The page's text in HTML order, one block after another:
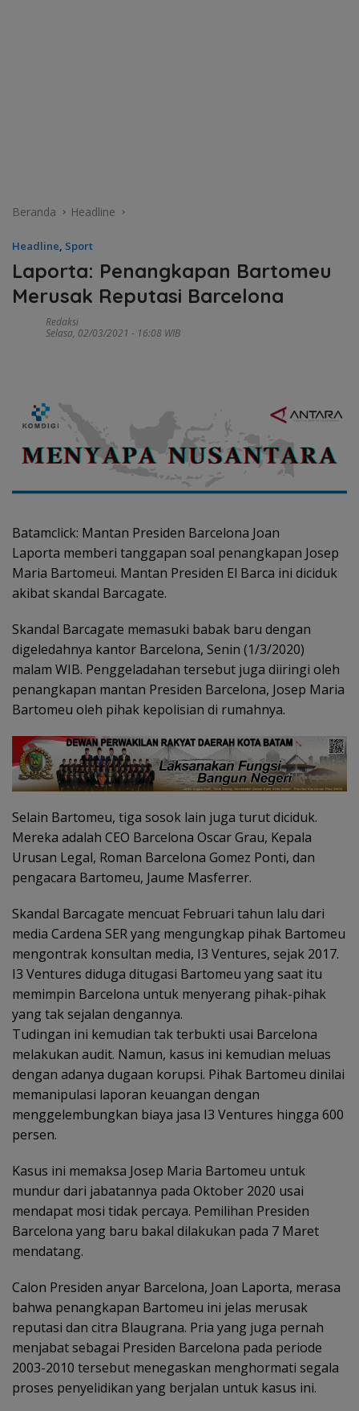
Beranda Headline
Headline, Sport
Laporta: Penangkapan Bartomeu
Merusak Reputasi Barcelona
Redaksi
Selasa, 02/03/2021 - 16:08 WIB
Batamclick: Mantan Presiden Barcelona Joan
Laporta memberi tanggapan soal penangkapan Josep
Maria Bartomeui. Mantan Presiden El Barca ini diciduk
akibat skandal Barcagate.
Skandal Barcagate memasuki babak baru dengan
digeledahnya kantor Barcelona, Senin (1/3/2020)
malam WIB. Penggeladahan tersebut juga diiringi oleh
penangkapan mantan Presiden Barcelona, Josep Maria
Bartomeu oleh pihak kepolisian di rumahnya.
Selain Bartomeu, tiga sosok lain juga turut diciduk.
Mereka adalah CEO Barcelona Oscar Grau, Kepala
Urusan Legal, Roman Barcelona Gomez Ponti, dan
pengacara Bartomeu, Jaume Masferrer.
Skandal Barcagate mencuat Februari tahun lalu dari
media Cardena SER yang mengungkap pihak Bartomeu
mengontrak konsultan media, I3 Ventures, sejak 2017.
I3 Ventures diduga ditugasi Bartomeu yang saat itu
memimpin Barcelona untuk menyerang pihak-pihak
yang tak sejalan dengannya.
Tudingan ini kemudian tak terbukti usai Barcelona
melakukan audit. Namun, kasus ini kemudian meluas
dengan adanya dugaan korupsi. Pihak Bartomeu dinilai
memanipulasi laporan keuangan dengan
menggelembungkan biaya jasa I3 Ventures hingga 600
persen.
Kasus ini memaksa Josep Maria Bartomeu untuk
mundur dari jabatannya pada Oktober 2020 usai
mendapat mosi tidak percaya. Pemilihan Presiden
Barcelona yang baru bakal dilakukan pada 7 Maret
mendatang.
Calon Presiden anyar Barcelona, Joan Laporta, merasa
bahwa penangkapan Bartomeu ini jelas merusak
reputasi dan citra Blaugrana. Pria yang juga pernah
menjabat sebagai Presiden Barcelona pada periode
2003-2010 tersebut menegaskan menghormati segala
proses penyelidikan yang berjalan untuk kasus ini.